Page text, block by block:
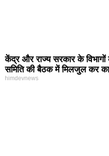
केंद्र और राज्य सरकार के
समिति की बैठक में मिलजुल कर
himdevnews